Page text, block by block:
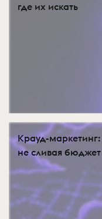
где их искать
Крауд-маркетинг:
не сливая бюджет